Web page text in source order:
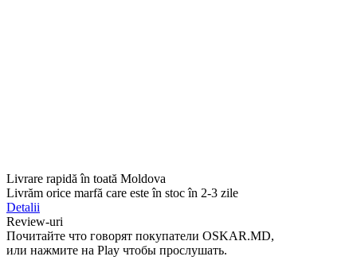
Livrare rapidă în toată Moldova
Livrăm orice marfă care este în stoc în 2-3 zile
Detalii
Review-uri
Почитайте что говорят покупатели OSKAR.MD,
или нажмите на Play чтобы прослушать.